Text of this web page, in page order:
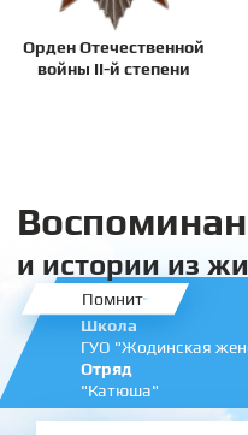
Орден Отечественной
войны II-й степени
и истории из
Помнит
Школа
ГУО "Жодинская
Отряд
"Катюша"